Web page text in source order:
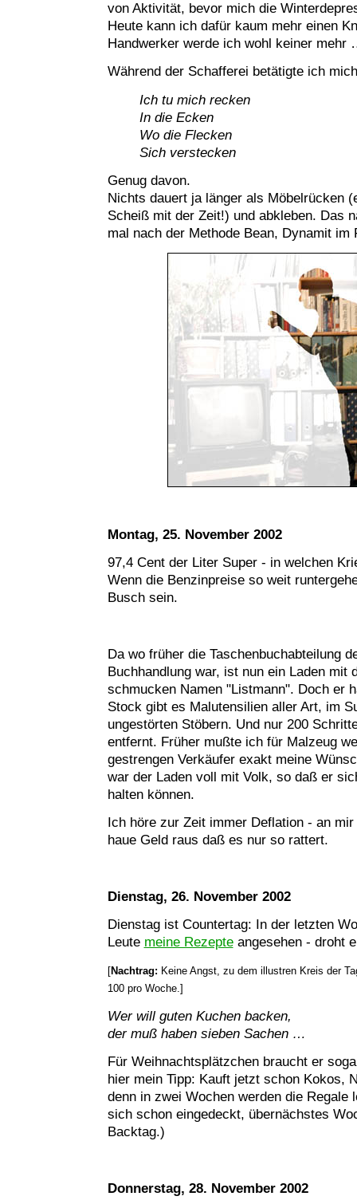
von Aktivität, bevor mich die
Heute kann ich dafür kaum mehr einen
Handwerker werde ich wohl keiner mehr
Während der Schafferei betätigte ich
Ich tu mich recken
In die Ecken
Wo die Flecken
Sich verstecken
Genug davon.
Nichts dauert ja länger als Möbelrücken
Scheiß mit der Zeit!) und abkleben. Das
mal nach der Methode Bean, Dynamit im
Montag, 25. November 2002
97,4 Cent der Liter Super - in welchen
Wenn die Benzinpreise so weit
Busch sein.
Da wo früher die Taschenbuchabteilung
Buchhandlung war, ist nun ein Laden mit
schmucken Namen "Listmann". Doch er
Stock gibt es Malutensilien aller Art, im
ungestörten Stöbern. Und nur 200
entfernt. Früher mußte ich für Malzeug
gestrengen Verkäufer exakt meine
war der Laden voll mit Volk, so daß er
halten können.
Ich höre zur Zeit immer Deflation - an
haue Geld raus daß es nur so rattert.
Dienstag, 26. November 2002
Dienstag ist Countertag: In der letzten
Leute meine Rezepteangesehen - droht
[Nachtrag: Keine Angst, zu dem illustren Kreis der
100 pro Woche.]
Wer will guten Kuchen backen,
der muß haben sieben Sachen …
Für Weihnachtsplätzchen braucht er
hier mein Tipp: Kauft jetzt schon Kokos,
denn in zwei Wochen werden die Regale
sich schon eingedeckt, übernächstes
Backtag.)
Donnerstag, 28. November 2002